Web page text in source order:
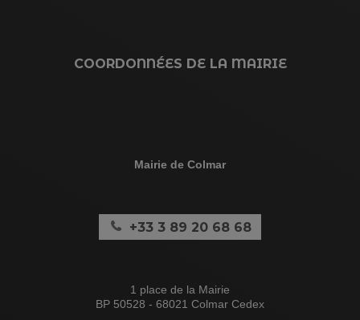
COORDONNÉES DE LA MAIRIE
Mairie de Colmar
+33 3 89 20 68 68
1 place de la Mairie
BP 50528 - 68021 Colmar Cedex